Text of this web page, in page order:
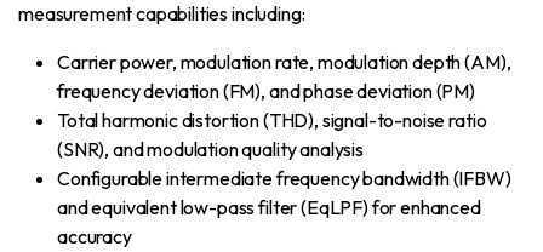
measurement capabilities including:
Carrier power, modulation rate, modulation depth (AM),
frequency deviation (FM), and phase deviation (PM)
Total harmonic distortion (THD), signal-to-noise ratio
(SNR), and modulation quality analysis
Configurable intermediate frequency bandwidth (IFBW)
and equivalent low-pass filter (EqLPF) for enhanced
accuracy